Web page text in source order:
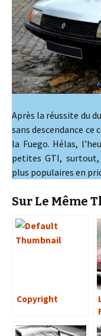
Après la réussite du
sans descendance ce
la Fuego. Hélas,
petites GTI,
plus populaires en
Sur Le Même
Copyright